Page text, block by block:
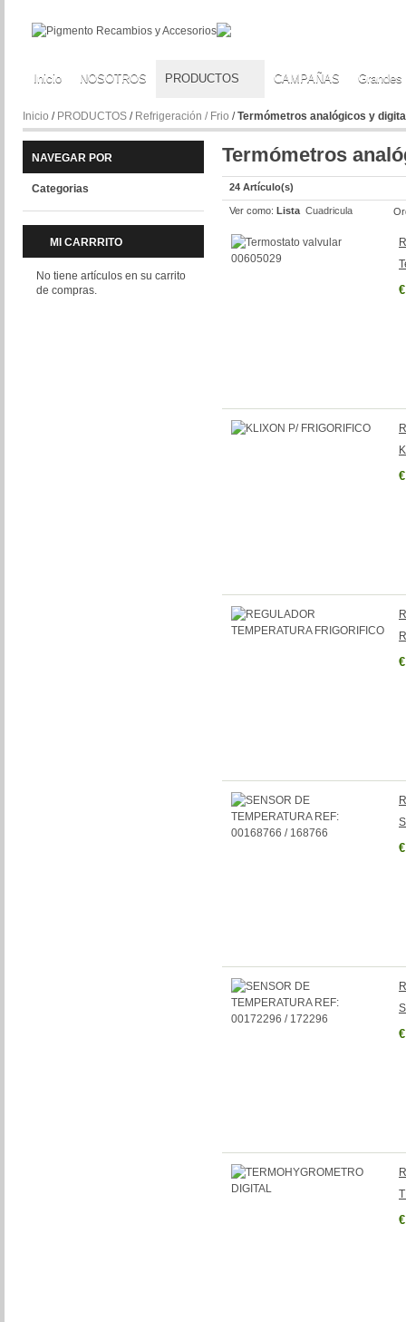
Inicio NOSOTROS PRODUCTOS CAMPAÑAS
Inicio / PRODUCTOS / Refrigeración / Frio /Termómetros analógicos y
NAVEGAR POR
Categorias
MI CARRRITO
No tiene artículos en su carrito
de compras.
Termómetros
24 Artículo(s)
Ver como: Lista Cuadricula